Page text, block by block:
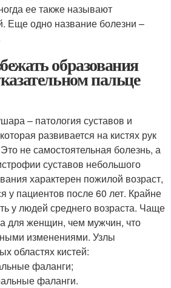
ее также называют
Еще одно название болезни –
образования
пальце
– патология суставов и
развивается на кистях рук
не самостоятельная болезнь, а
суставов небольшого
характерен пожилой возраст,
у пациентов после 60 лет. Крайне
у людей среднего возраста. Чаще
для женщин, чем мужчин, что
изменениями. Узлы
областях кистей:
фаланги;
фаланги.